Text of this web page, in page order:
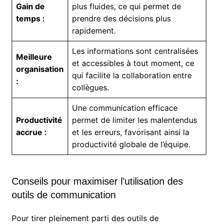
Gain de
temps :
plus fluides, ce qui permet de
prendre des décisions plus
rapidement.
Meilleure
organisation
:
Les informations sont centralisées
et accessibles à tout moment, ce
qui facilite la collaboration entre
collègues.
Productivité
accrue :
Une communication efficace
permet de limiter les malentendus
et les erreurs, favorisant ainsi la
productivité globale de l’équipe.
Conseils pour maximiser l’utilisation des
outils de communication
Pour tirer pleinement parti des outils de